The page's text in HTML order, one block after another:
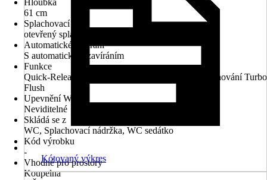
Hloubka
61 cm
Splachovací kruh
otevřený splachovací kruh
Automatické zavírání
S automatickým zavíráním
Funkce
Quick-Release (snadno odnímatelné), Systém splachování Turbo
Flush
Upevnění WC
Neviditelné
Skládá se z
WC, Splachovací nádržka, WC sedátko
Kód výrobku
-
Vhodné pro prostory
Koupelna
Kótovaný výkres